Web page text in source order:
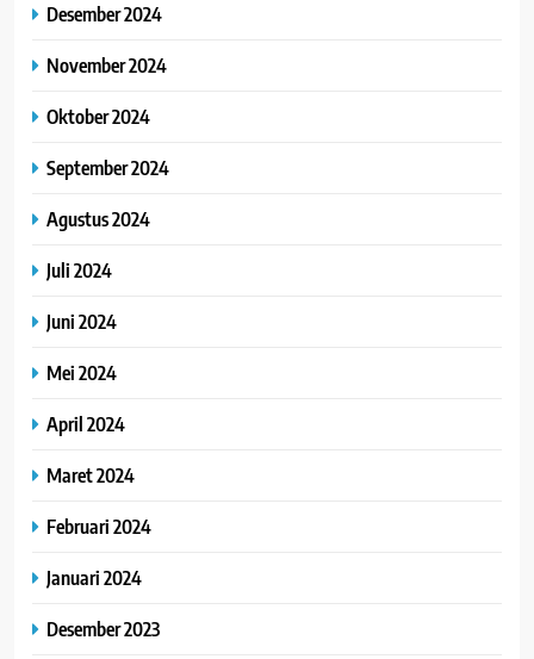
Desember 2024
November 2024
Oktober 2024
September 2024
Agustus 2024
Juli 2024
Juni 2024
Mei 2024
April 2024
Maret 2024
Februari 2024
Januari 2024
Desember 2023